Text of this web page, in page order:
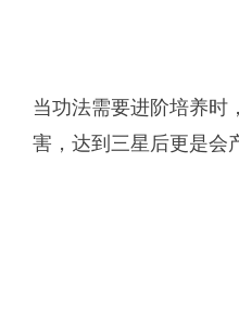
当功法需要进阶培养时，
害，达到三星后更是会